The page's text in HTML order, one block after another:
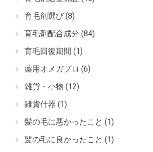
育毛剤選び (8)
育毛剤配合成分 (84)
育毛回復期間 (1)
薬用オメガプロ (6)
雑貨・小物 (12)
雑貨什器 (1)
髪の毛に悪かったこと (1)
髪の毛に良かったこと (1)